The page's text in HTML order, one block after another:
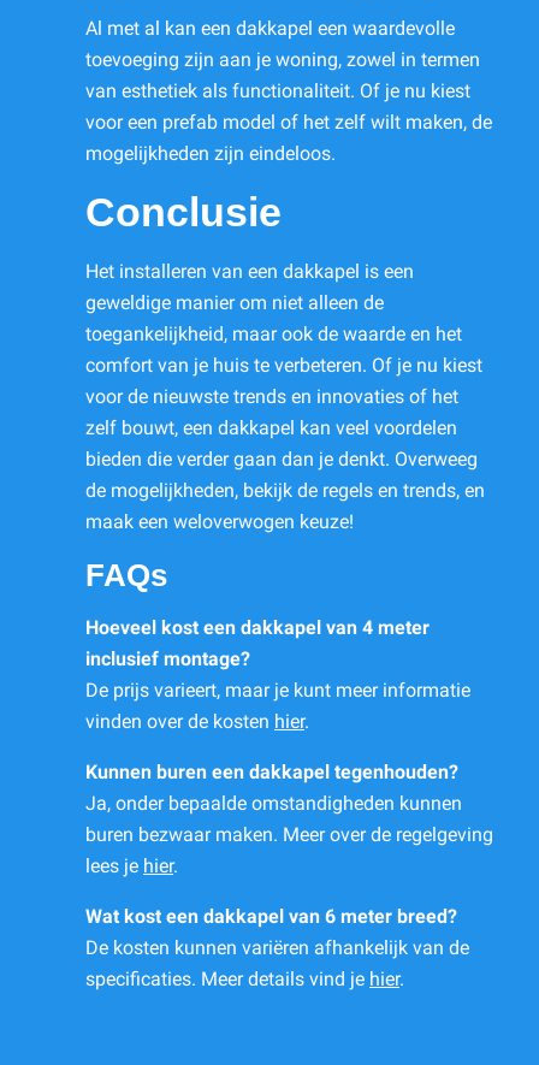
Al met al kan een dakkapel een waardevolle
toevoeging zijn aan je woning, zowel in termen
van esthetiek als functionaliteit. Of je nu kiest
voor een prefab model of het zelf wilt maken, de
mogelijkheden zijn eindeloos.
Conclusie
Het installeren van een dakkapel is een
geweldige manier om niet alleen de
toegankelijkheid, maar ook de waarde en het
comfort van je huis te verbeteren. Of je nu kiest
voor de nieuwste trends en innovaties of het
zelf bouwt, een dakkapel kan veel voordelen
bieden die verder gaan dan je denkt. Overweeg
de mogelijkheden, bekijk de regels en trends, en
maak een weloverwogen keuze!
FAQs
Hoeveel kost een dakkapel van 4 meter
inclusief montage?
De prijs varieert, maar je kunt meer informatie
vinden over de kosten hier.
Kunnen buren een dakkapel tegenhouden?
Ja, onder bepaalde omstandigheden kunnen
buren bezwaar maken. Meer over de regelgeving
lees je hier.
Wat kost een dakkapel van 6 meter breed?
De kosten kunnen variëren afhankelijk van de
specificaties. Meer details vind je hier.